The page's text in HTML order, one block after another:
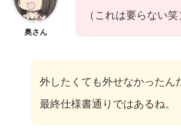
奥さん
（これは要らない笑
外したくても外せなかったん
最終仕様書通りではあるね。